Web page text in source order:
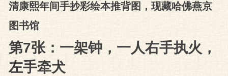
推背图
清康熙年间手抄彩绘本推背图，现藏哈佛燕京
图书馆
第7张：一架钟，一人右手执火，
左手牵犬